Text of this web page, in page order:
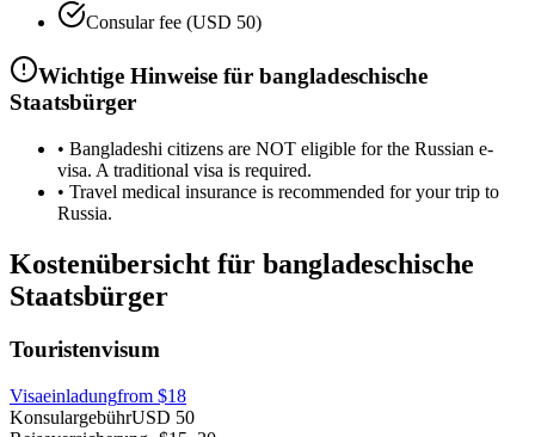
Consular fee (USD 50)
Wichtige Hinweise für bangladeschische
Staatsbürger
• Bangladeshi citizens are NOT eligible for the Russian e-
visa. A traditional visa is required.
• Travel medical insurance is recommended for your trip to
Russia.
Kostenübersicht für bangladeschische
Staatsbürger
Touristenvisum
Visaeinladungfrom $18
KonsulargebührUSD 50